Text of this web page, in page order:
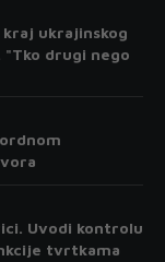
ukrajinskog
"Tko drugi nego
Uvodi kontrolu
tvrtkama